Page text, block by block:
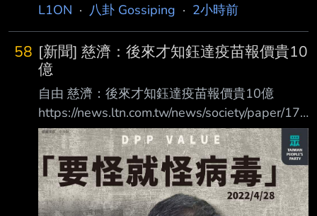
L1ON · 八卦 Gossiping · 2小時前
58 [新聞] 慈濟：後來才知鈺達疫苗報價貴10
億
自由 慈濟：後來才知鈺達疫苗報價貴10億
https://news.ltn.com.tw/news/society/paper/176
5654 2026/08/07 05:30 記者花孟璟、楊媛婷
／綜合報導 由律師陳昱瑄擔任負責人的鈺達企
管顧問公司，涉詐騙慈濟基金會採購BNT疫苗的
委任報 酬十點八億元台幣。慈濟基金會昨天表
示，疫情初期疫苗奇缺，當時普遍一劑BNT疫苗